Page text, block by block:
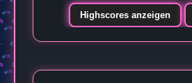
Highscores anzeigen